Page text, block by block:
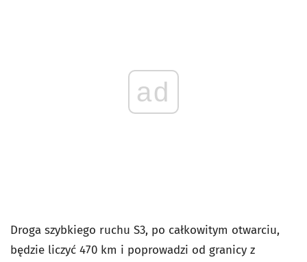
ad
Droga szybkiego ruchu S3, po całkowitym otwarciu,
będzie liczyć 470 km i poprowadzi od granicy z